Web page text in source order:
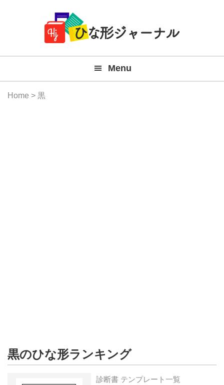
Navigation
料
テ
Menu
Home > 黒
黒のひな形ランキング
診断書 テンプレート一覧